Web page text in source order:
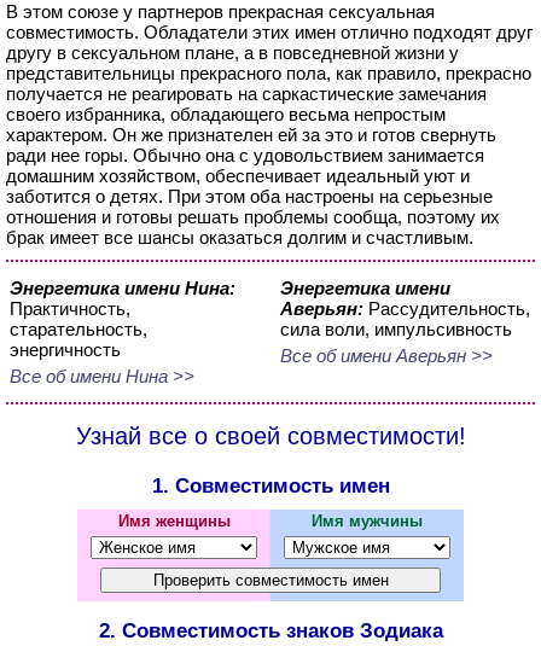
В этом союзе у партнеров прекрасная сексуальная
совместимость. Обладатели этих имен отлично подходят друг
другу в сексуальном плане, а в повседневной жизни у
представительницы прекрасного пола, как правило, прекрасно
получается не реагировать на саркастические замечания
своего избранника, обладающего весьма непростым
характером. Он же признателен ей за это и готов свернуть
ради нее горы. Обычно она с удовольствием занимается
домашним хозяйством, обеспечивает идеальный уют и
заботится о детях. При этом оба настроены на серьезные
отношения и готовы решать проблемы сообща, поэтому их
брак имеет все шансы оказаться долгим и счастливым.
Энергетика имени Нина:
Практичность,
старательность,
энергичность
Все об имени Нина >>
Энергетика имени
Аверьян: Рассудительность,
сила воли, импульсивность
Все об имени Аверьян >>
Узнай все о своей совместимости!
1. Совместимость имен
Имя женщины Имя мужчины
2. Совместимость знаков Зодиака